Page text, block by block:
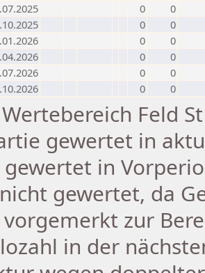
0
0
0
0
0
0
0
0
0
0
0 0
Wertebereich Feld
gewertet in
gewertet in
gewertet, da
vorgemerkt zur
in der